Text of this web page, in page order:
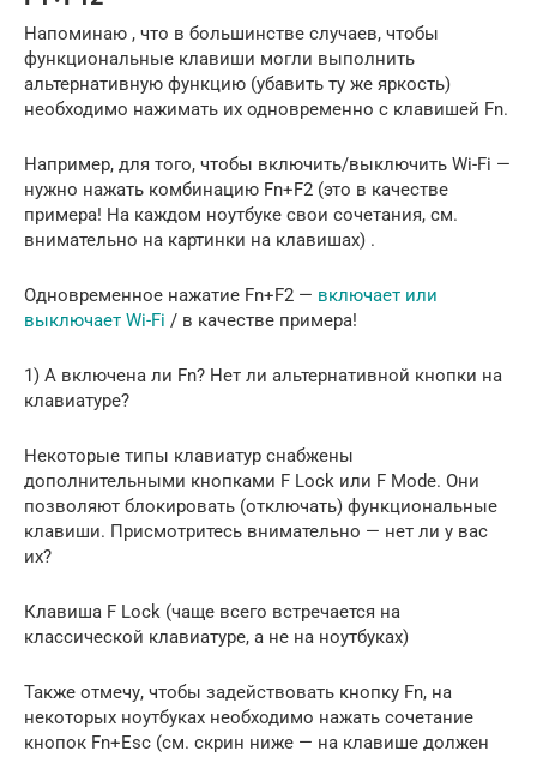
Напоминаю , что в большинстве случаев, чтобы
функциональные клавиши могли выполнить
альтернативную функцию (убавить ту же яркость)
необходимо нажимать их одновременно с клавишей Fn.
Например, для того, чтобы включить/выключить Wi-Fi —
нужно нажать комбинацию Fn+F2 (это в качестве
примера! На каждом ноутбуке свои сочетания, см.
внимательно на картинки на клавишах) .
Одновременное нажатие Fn+F2 — включает или
выключает Wi-Fi / в качестве примера!
1) А включена ли Fn? Нет ли альтернативной кнопки на
клавиатуре?
Некоторые типы клавиатур снабжены
дополнительными кнопками F Lock или F Mode. Они
позволяют блокировать (отключать) функциональные
клавиши. Присмотритесь внимательно — нет ли у вас
их?
Клавиша F Lock (чаще всего встречается на
классической клавиатуре, а не на ноутбуках)
Также отмечу, чтобы задействовать кнопку Fn, на
некоторых ноутбуках необходимо нажать сочетание
кнопок Fn+Esc (см. скрин ниже — на клавише должен